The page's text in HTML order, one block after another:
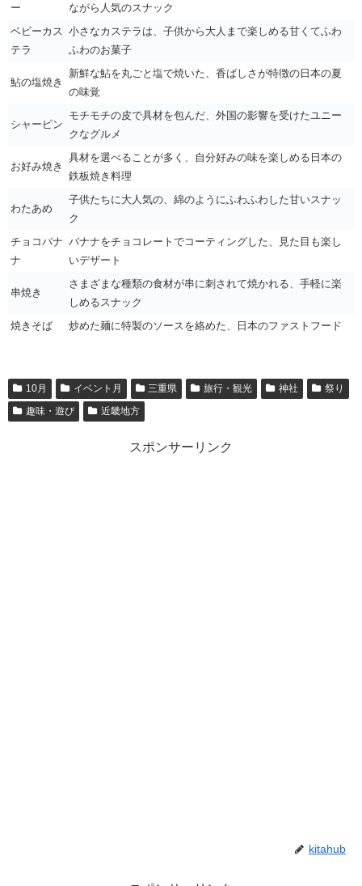
ー
ながら人気のスナック
ベビーカス
テラ
小さなカステラは、子供から大人まで楽しめる甘くてふわ
ふわのお菓子
鮎の塩焼き
新鮮な鮎を丸ごと塩で焼いた、香ばしさが特徴の日本の夏
の味覚
シャーピン
モチモチの皮で具材を包んだ、外国の影響を受けたユニー
クなグルメ
お好み焼き
具材を選べることが多く、自分好みの味を楽しめる日本の
鉄板焼き料理
わたあめ
子供たちに大人気の、綿のようにふわふわした甘いスナッ
ク
チョコバナ
ナ
バナナをチョコレートでコーティングした、見た目も楽し
いデザート
串焼き
さまざまな種類の食材が串に刺されて焼かれる、手軽に楽
しめるスナック
焼きそば
炒めた麺に特製のソースを絡めた、日本のファストフード
10月 イベント月 三重県 旅行・観光 神社
祭り
趣味・遊び
近畿地方
スポンサーリンク
kitahub